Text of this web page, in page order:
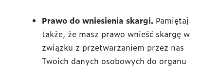
Prawo do wniesienia skargi. Pamiętaj
także, że masz prawo wnieść skargę w
związku z przetwarzaniem przez nas
Twoich danych osobowych do organu